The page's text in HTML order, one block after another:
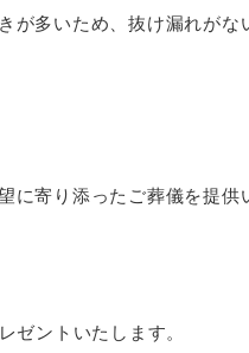
が多いため、抜け漏れがな
寄り添ったご葬儀を提供
ントいたします。